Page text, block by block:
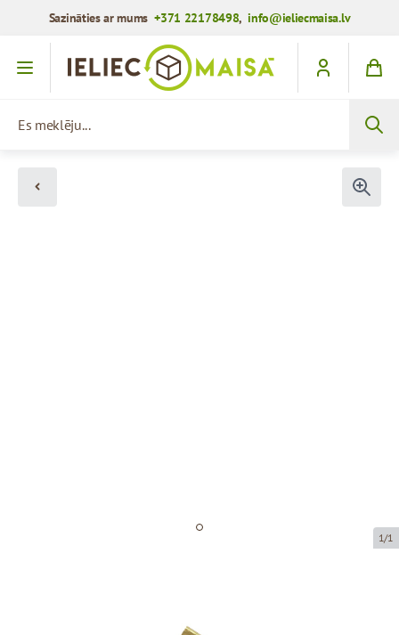
Sazināties ar mums+371 22178498,info@ieliecmaisa.lv
Iet uz saturu
1/1